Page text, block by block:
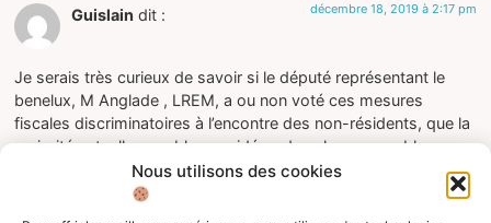
Nous utilisons des cookies
Guislain dit : décembre 18, 2019 à 2:17 pm
Je serais très curieux de savoir si le député représentant le
benelux, M Anglade , LREM, a ou non voté ces mesures
fiscales discriminatoires à l’encontre des non-résidents, que la
majorité actuelle, semble considérer dans leur ensemble
comme des exilés fiscaux bons à pressurer par tous les